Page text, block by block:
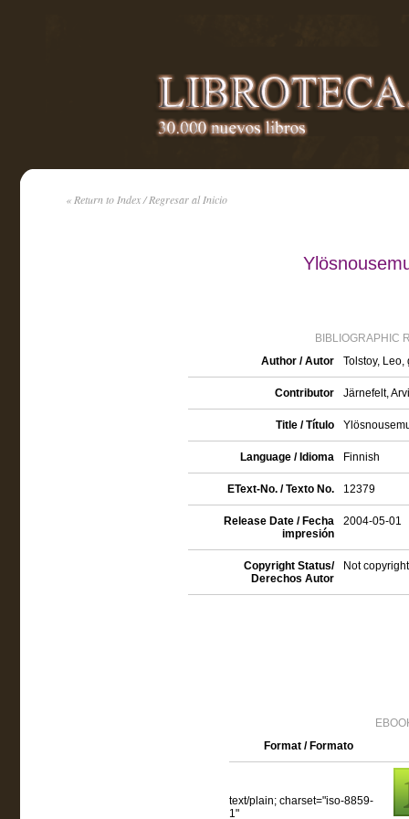
« Return to Index / Regresar al Inicio
BIBLIOGRAPHIC
Author / Autor
Tolstoy,
Contributor Järnefelt,
Title / Título
Language / Idioma Finnish
EText-No. / Texto No. 12379
Release Date / Fecha
impresión
2004-05-01
Copyright Status/
Derechos Autor
Not
Format / Formato
text/plain; charset="iso-8859-
1"